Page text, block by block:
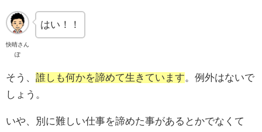
快晴さん
ぽ
はい！！
そう、 誰しも何かを諦めて生きています。例外はないで
しょう。
いや、別に難しい仕事を諦めた事があるとかでなくて